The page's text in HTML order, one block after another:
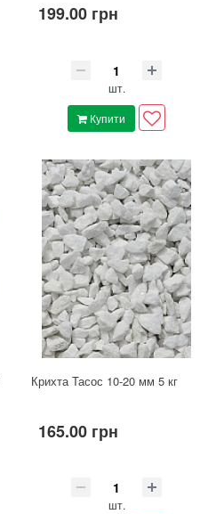
199.00 грн
шт.
Купити
Крихта Тасос 10-20 мм 5 кг
165.00 грн
шт.